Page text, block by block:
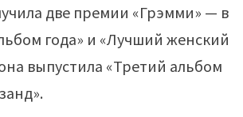
две премии «Грэмми» — в
года» и «Лучший женский
выпустила «Третий альбом